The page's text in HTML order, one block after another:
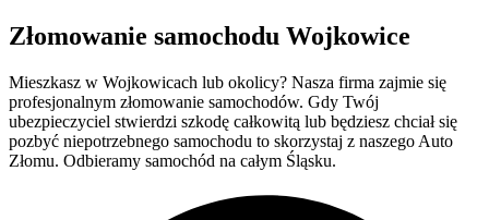
Złomowanie samochodu Wojkowice
Mieszkasz w Wojkowicach lub okolicy? Nasza firma zajmie się
profesjonalnym złomowanie samochodów. Gdy Twój
ubezpieczyciel stwierdzi szkodę całkowitą lub będziesz chciał się
pozbyć niepotrzebnego samochodu to skorzystaj z naszego Auto
Złomu. Odbieramy samochód na całym Śląsku.